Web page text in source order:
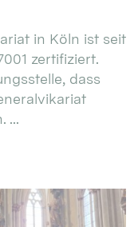
in Köln ist seit
zertifiziert.
dass
...